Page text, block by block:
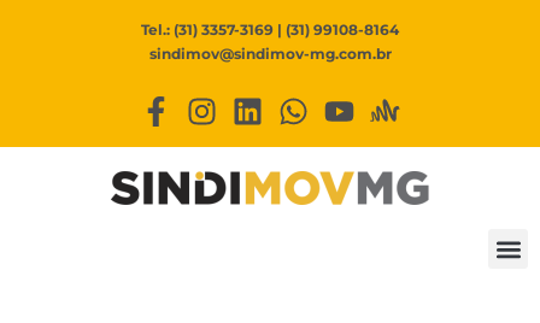
Tel.: (31) 3357-3169 | (31) 99108-8164
sindimov@sindimov-mg.com.br